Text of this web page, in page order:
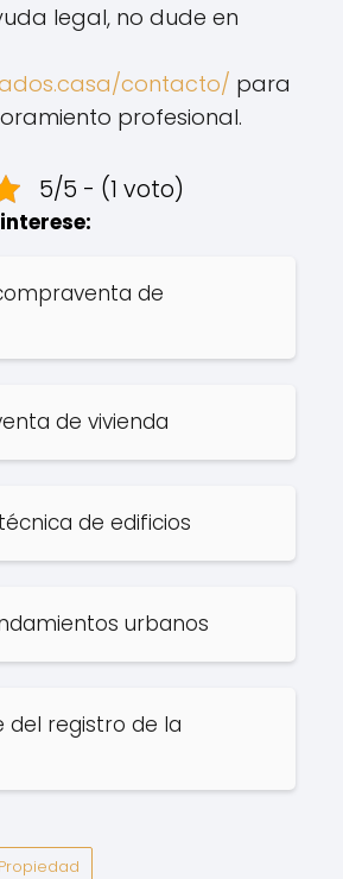
legal, no dude en
contacto/ para
profesional.
5/5 - (1 voto)
de
de vivienda
de edificios
urbanos
del registro de la